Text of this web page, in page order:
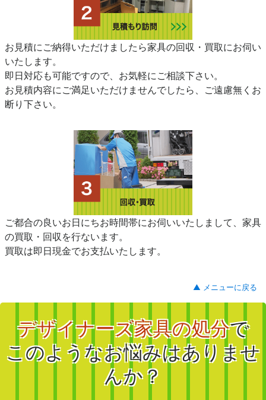
お見積にご納得いただけましたら家具の回収・買取にお伺い
いたします。
即日対応も可能ですので、お気軽にご相談下さい。
お見積内容にご満足いただけませんでしたら、ご遠慮無くお
断り下さい。
ご都合の良いお日にちお時間帯にお伺いいたしまして、家具
の買取・回収を行ないます。
買取は即日現金でお支払いたします。
▲ メニューに戻る
デザイナーズ家具の処分で
このようなお悩みはありませ
んか？